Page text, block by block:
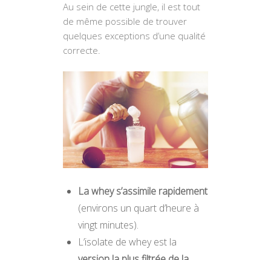
Au sein de cette jungle, il est tout
de même possible de trouver
quelques exceptions d’une qualité
correcte.
La whey s’assimile rapidement
(environs un quart d’heure à
vingt minutes).
L’isolate de whey est la